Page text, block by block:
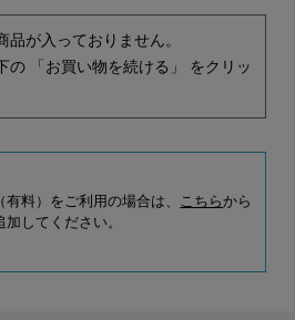
が入っておりません。
の 「お買い物を続ける」 をクリッ
有料）をご利用の場合は、 こちらから
加してください。